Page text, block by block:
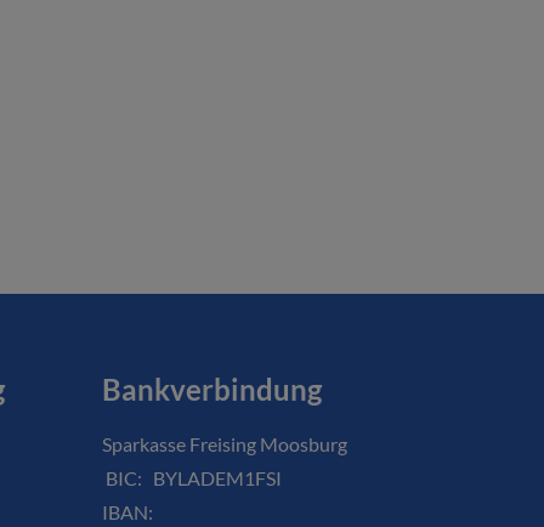
Bankverbindung
Sparkasse Freising Moosburg
BIC: BYLADEM1FSI
IBAN: